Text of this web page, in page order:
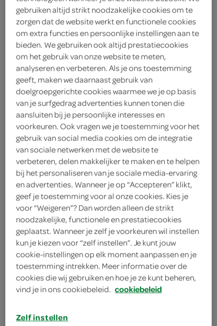
salsa
ingrediënten
3 tomaten
2 sjalotjes
50 milliliter rodewijnazijn
frituurolie
75 gram broodkruim
75 gram panko
2 eieren
50 gram bloem
1 bosje peterselie
300 gram visfilets
150 gram boter
gebruiken altijd strikt noodzakelijke cookies om te
zorgen dat de website werkt en functionele cookies
om extra functies en persoonlijke instellingen aan te
bieden. We gebruiken ook altijd prestatiecookies
om het gebruik van onze website te meten,
analyseren en verbeteren. Als je ons toestemming
geeft, maken we daarnaast gebruik van
doelgroepgerichte cookies waarmee we je op basis
van je surfgedrag advertenties kunnen tonen die
aansluiten bij je persoonlijke interesses en
voorkeuren. Ook vragen we je toestemming voor het
gebruik van social media cookies om de integratie
van sociale netwerken met de website te
verbeteren, delen makkelijker te maken en te helpen
bij het personaliseren van je sociale media-ervaring
en advertenties. Wanneer je op “Accepteren” klikt,
geef je toestemming voor al onze cookies. Kies je
voor “Weigeren”? Dan worden alleen de strikt
noodzakelijke, functionele en prestatiecookies
geplaatst. Wanneer je zelf je voorkeuren wil instellen
kun je kiezen voor “zelf instellen”. Je kunt jouw
cookie-instellingen op elk moment aanpassen en je
toestemming intrekken. Meer informatie over de
cookies die wij gebruiken en hoe je ze kunt beheren,
vind je in ons cookiebeleid. cookiebeleid
Zelf instellen